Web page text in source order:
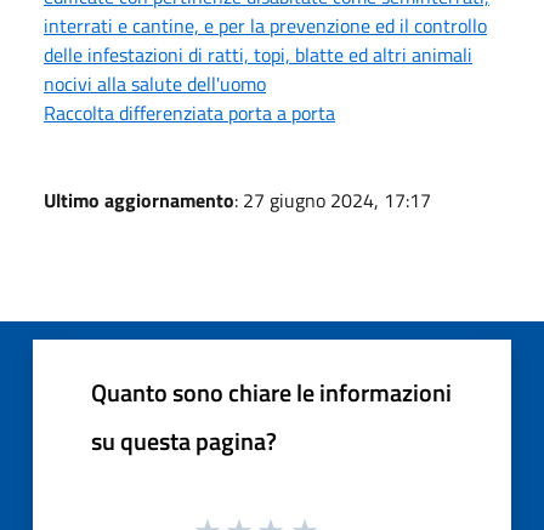
interrati e cantine, e per la prevenzione ed il controllo
delle infestazioni di ratti, topi, blatte ed altri animali
nocivi alla salute dell'uomo
Raccolta differenziata porta a porta
Ultimo aggiornamento: 27 giugno 2024, 17:17
Quanto sono chiare le informazioni
su questa pagina?